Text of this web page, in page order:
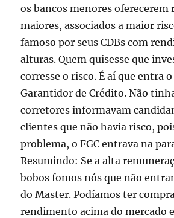
os bancos menores
maiores, associados a maior
famoso por seus CDBs com
alturas. Quem quisesse que
corresse o risco. É aí que entra
Garantidor de Crédito. Não
corretores informavam
clientes que não havia risco,
problema, o FGC entrava na
Resumindo: Se a alta
bobos fomos nós que não
do Master. Podíamos ter
rendimento acima do mercado